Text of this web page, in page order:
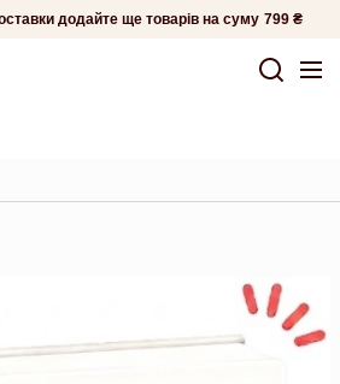
додайте ще товарів на суму 799 ₴